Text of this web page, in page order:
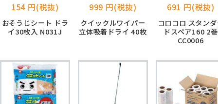
154 円(税抜)
おそうじシート ドラ
イ30枚入 N031J
999 円(税抜)
クイックルワイパー
立体吸着ドライ 40枚
691 円(税抜)
コロコロ スタン
ドスペア160 2巻
CC0006